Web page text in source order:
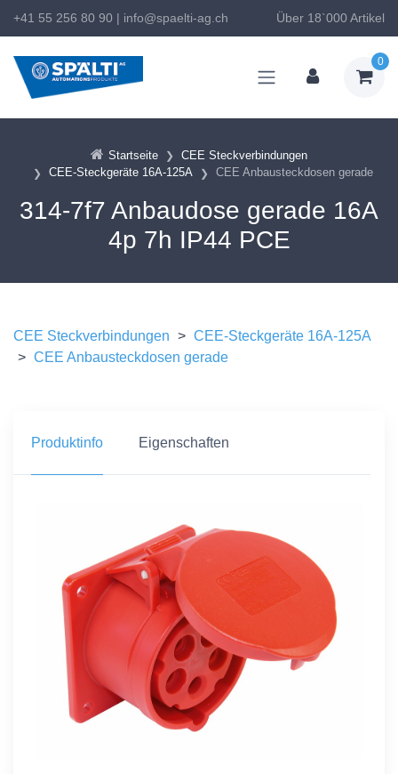
+41 55 256 80 90 | info@spaelti-ag.ch Über 18`000 Artikel
0
Startseite
CEE Steckverbindungen
CEE-Steckgeräte 16A-125A
CEE Anbausteckdosen gerade
314-7f7 Anbaudose gerade 16A
4p 7h IP44 PCE
CEE Steckverbindungen > CEE-Steckgeräte 16A-125A
> CEE Anbausteckdosen gerade
Produktinfo Eigenschaften